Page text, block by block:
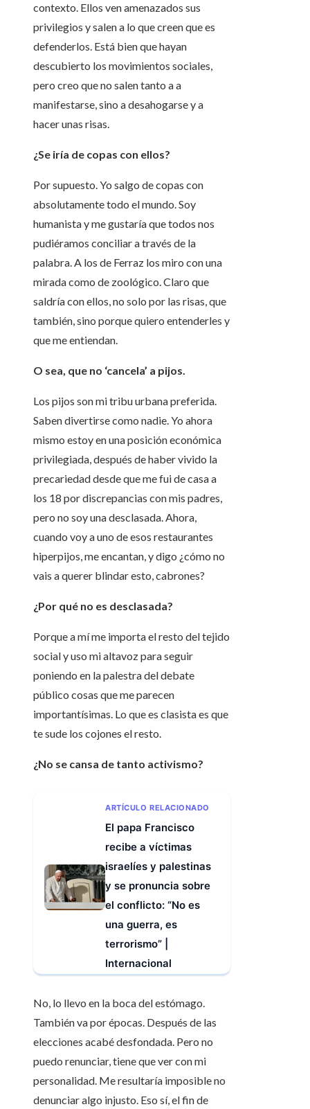
contexto. Ellos ven amenazados sus
privilegios y salen a lo que creen que es
defenderlos. Está bien que hayan
descubierto los movimientos sociales,
pero creo que no salen tanto a a
manifestarse, sino a desahogarse y a
hacer unas risas.
¿Se iría de copas con ellos?
Por supuesto. Yo salgo de copas con
absolutamente todo el mundo. Soy
humanista y me gustaría que todos nos
pudiéramos conciliar a través de la
palabra. A los de Ferraz los miro con una
mirada como de zoológico. Claro que
saldría con ellos, no solo por las risas, que
también, sino porque quiero entenderles y
que me entiendan.
O sea, que no ‘cancela’ a pijos.
Los pijos son mi tribu urbana preferida.
Saben divertirse como nadie. Yo ahora
mismo estoy en una posición económica
privilegiada, después de haber vivido la
precariedad desde que me fui de casa a
los 18 por discrepancias con mis padres,
pero no soy una desclasada. Ahora,
cuando voy a uno de esos restaurantes
hiperpijos, me encantan, y digo ¿cómo no
vais a querer blindar esto, cabrones?
¿Por qué no es desclasada?
Porque a mí me importa el resto del tejido
social y uso mi altavoz para seguir
poniendo en la palestra del debate
público cosas que me parecen
importantísimas. Lo que es clasista es que
te sude los cojones el resto.
¿No se cansa de tanto activismo?
ARTÍCULO RELACIONADO
El papa Francisco
recibe a víctimas
israelíes y palestinas
y se pronuncia sobre
el conflicto: “No es
una guerra, es
terrorismo” |
Internacional
No, lo llevo en la boca del estómago.
También va por épocas. Después de las
elecciones acabé desfondada. Pero no
puedo renunciar, tiene que ver con mi
personalidad. Me resultaría imposible no
denunciar algo injusto. Eso sí, el fin de